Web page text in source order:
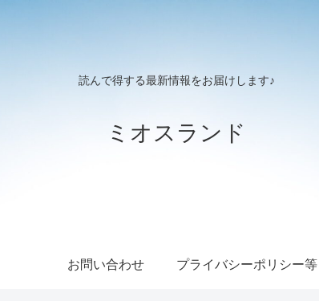
読んで得する最新情報をお届けします♪
ミオスランド
お問い合わせ プライバシーポリシー等